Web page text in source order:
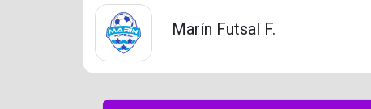
Marín Futsal F.